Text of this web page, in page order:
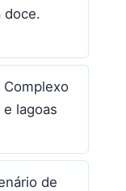
doce.
lagoas
de